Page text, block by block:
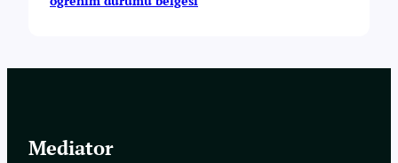
Mediator